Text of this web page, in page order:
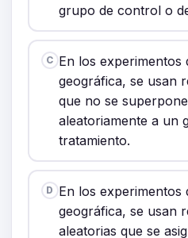
grupo de control o
C En los experimentos
geográfica, se usan
que no se
aleatoriamente a un
tratamiento.
D En los experimentos
geográfica, se usan
aleatorias que se